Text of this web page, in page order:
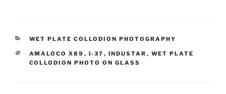
CATEGORIEËN
WET PLATE COLLODION PHOTOGRAPHY
TAGS
AMALOCO X89 , I-37 , INDUSTAR , WET PLATE
COLLODION PHOTO ON GLASS